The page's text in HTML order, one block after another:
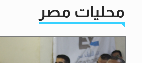
محليات مصر